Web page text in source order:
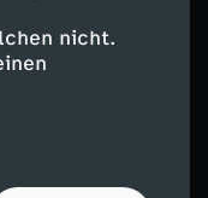
nicht.